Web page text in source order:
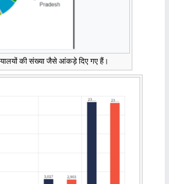
की संख्या जैसे आंकड़े दिए गए हैं।